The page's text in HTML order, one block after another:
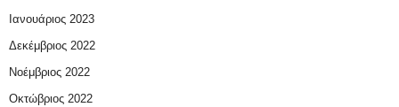
Ιανουάριος 2023
Δεκέμβριος 2022
Νοέμβριος 2022
Οκτώβριος 2022